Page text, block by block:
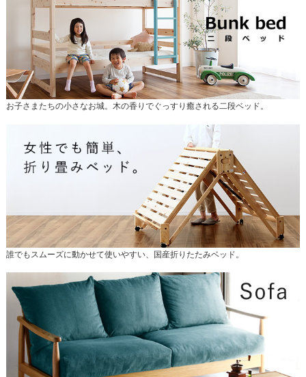
お子さまたちの小さなお城。木の香りでぐっすり癒される二段ベッド。
誰でもスムーズに動かせて使いやすい、国産折りたたみベッド。